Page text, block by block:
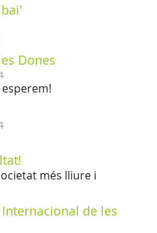
Dones
més lliure i
de les